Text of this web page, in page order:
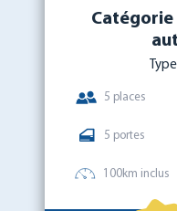
5 places
5 portes
100km inclus